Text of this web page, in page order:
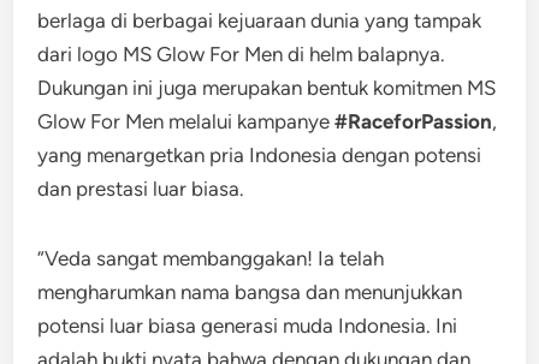
berlaga di berbagai kejuaraan dunia yang tampak
dari logo MS Glow For Men di helm balapnya.
Dukungan ini juga merupakan bentuk komitmen MS
Glow For Men melalui kampanye #RaceforPassion,
yang menargetkan pria Indonesia dengan potensi
dan prestasi luar biasa.
“Veda sangat membanggakan! Ia telah
mengharumkan nama bangsa dan menunjukkan
potensi luar biasa generasi muda Indonesia. Ini
adalah bukti nyata bahwa dengan dukungan dan